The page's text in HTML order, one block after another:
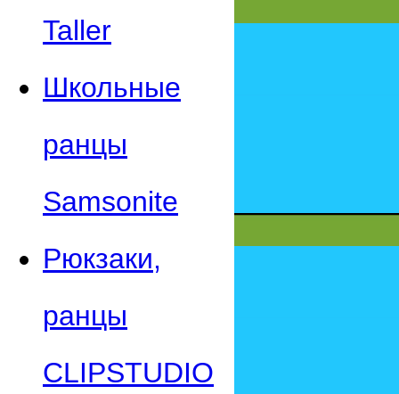
Taller
Школьные
ранцы
Samsonite
Рюкзаки,
ранцы
CLIPSTUDIO